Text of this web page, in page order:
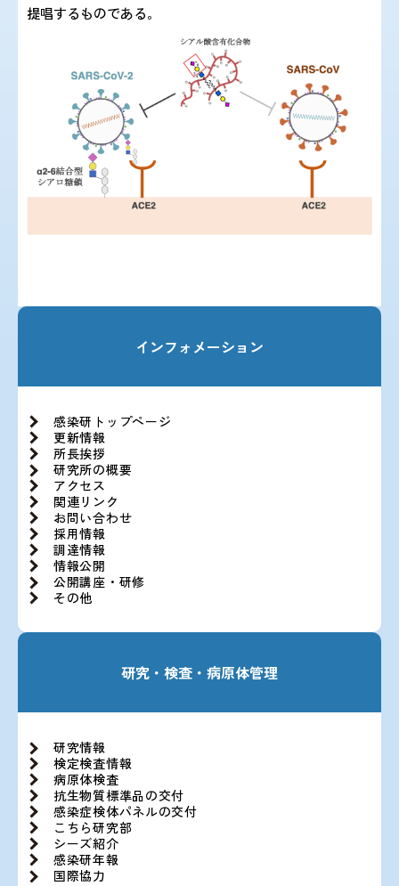
インフォメーション
感染研トップページ
更新情報
所長挨拶
研究所の概要
アクセス
関連リンク
お問い合わせ
採用情報
調達情報
情報公開
公開講座・研修
その他
研究・検査・病原体管理
研究情報
検定検査情報
病原体検査
抗生物質標準品の交付
感染症検体パネルの交付
こちら研究部
シーズ紹介
感染研年報
国際協力
提唱するものである。